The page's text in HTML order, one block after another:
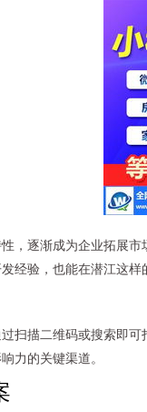
，逐渐成为企业拓展
经验，也能在潜江这样
扫描二维码或搜索即
力的关键渠道。